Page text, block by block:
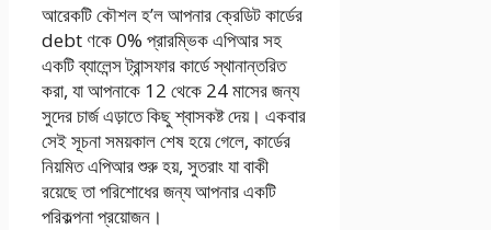
আরেকটি কৌশল হ’ল আপনার ক্রেডিট কার্ডের
debt ণকে 0% প্রারম্ভিক এপিআর সহ
একটি ব্যালেন্স ট্রান্সফার কার্ডে স্থানান্তরিত
করা, যা আপনাকে 12 থেকে 24 মাসের জন্য
সুদের চার্জ এড়াতে কিছু শ্বাসকষ্ট দেয়। একবার
সেই সূচনা সময়কাল শেষ হয়ে গেলে, কার্ডের
নিয়মিত এপিআর শুরু হয়, সুতরাং যা বাকী
রয়েছে তা পরিশোধের জন্য আপনার একটি
পরিকল্পনা প্রয়োজন।